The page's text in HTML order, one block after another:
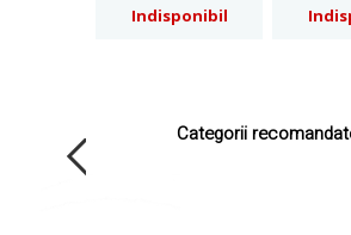
Indisponibil
Categorii